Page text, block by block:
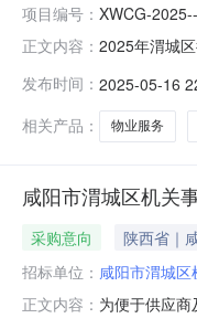
项目编号： XWCG-
正文内容： 2025年渭城
中心及二级
发布时间： 2025-05-16
相关产品：
物业服务
咸阳市渭城区机关
采购意向 陕西省｜
招标单位： 咸阳市渭城
正文内容： 为便于供应